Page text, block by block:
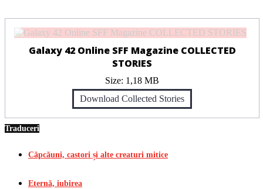
Galaxy 42 Online SFF Magazine COLLECTED
STORIES
Size: 1,18 MB
Download Collected Stories
Traduceri
Căpcăuni, castori și alte creaturi mitice
Eternă, iubirea